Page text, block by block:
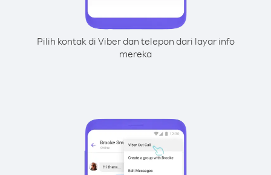
Pilih kontak di Viber dan telepon dari layar info
mereka